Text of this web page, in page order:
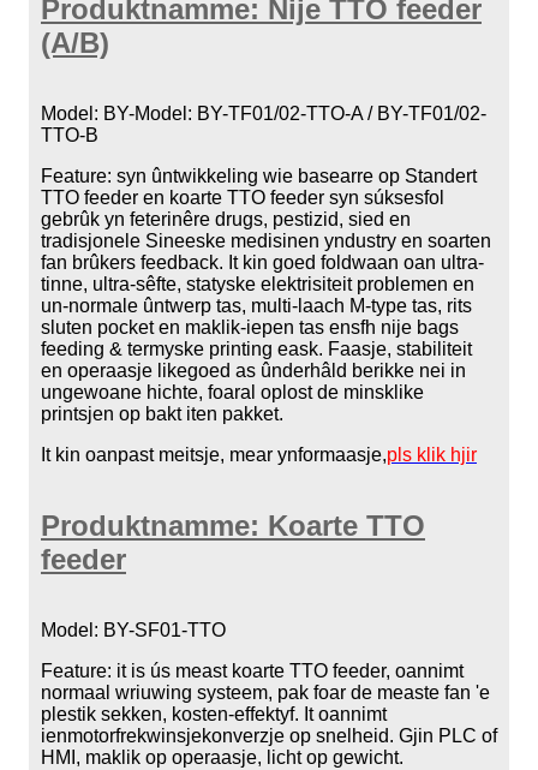
Produktnamme: Nije TTO feeder
(A/B)
Model: BY-Model: BY-TF01/02-TTO-A / BY-TF01/02-
TTO-B
Feature: syn ûntwikkeling wie basearre op Standert
TTO feeder en koarte TTO feeder syn súksesfol
gebrûk yn feterinêre drugs, pestizid, sied en
tradisjonele Sineeske medisinen yndustry en soarten
fan brûkers feedback. It kin goed foldwaan oan ultra-
tinne, ultra-sêfte, statyske elektrisiteit problemen en
un-normale ûntwerp tas, multi-laach M-type tas, rits
sluten pocket en maklik-iepen tas ensfh nije bags
feeding & termyske printing eask. Faasje, stabiliteit
en operaasje likegoed as ûnderhâld berikke nei in
ungewoane hichte, foaral oplost de minsklike
printsjen op bakt iten pakket.
It kin oanpast meitsje, mear ynformaasje,pls klik hjir
Produktnamme: Koarte TTO
feeder
Model: BY-SF01-TTO
Feature: it is ús meast koarte TTO feeder, oannimt
normaal wriuwing systeem, pak foar de measte fan 'e
plestik sekken, kosten-effektyf. It oannimt
ienmotorfrekwinsjekonverzje op snelheid. Gjin PLC of
HMI, maklik op operaasje, licht op gewicht.